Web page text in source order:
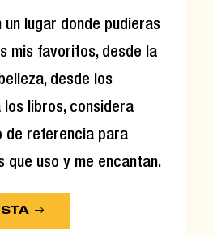
un lugar donde pudieras
mis favoritos, desde la
desde los
los libros, considera
de referencia para
que uso y me encantan.